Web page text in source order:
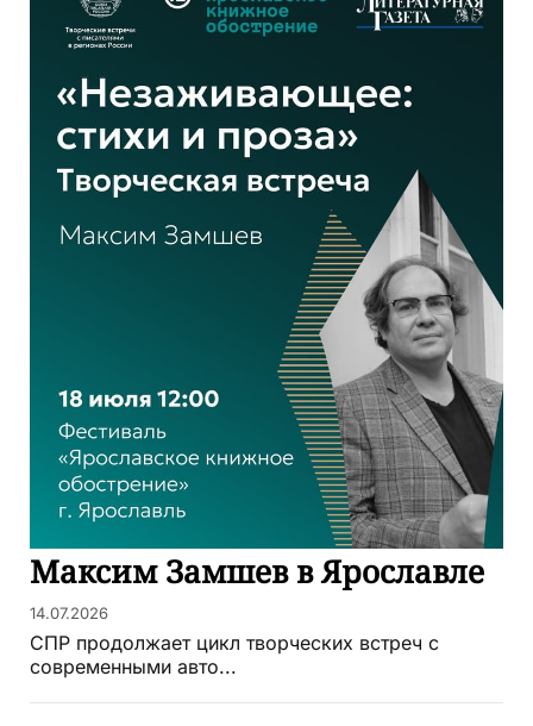
Максим Замшев в Ярославле
14.07.2026
СПР продолжает цикл творческих встреч с
современными авто...